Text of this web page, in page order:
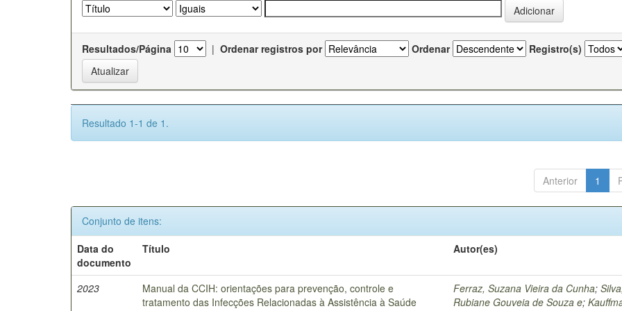
Resultados/Página | Ordenar registros por Ordenar Registro(s)
Resultado 1-1 de 1.
Anterior 1
Conjunto de itens:
Data do
documento
Título Autor(es)
2023
Manual da CCIH: orientações para prevenção, controle e
tratamento das Infecções Relacionadas à Assistência à Saúde
Ferraz, Suzana Vieira da Cunha;Silva,
Rubiane Gouveia de Souza e;